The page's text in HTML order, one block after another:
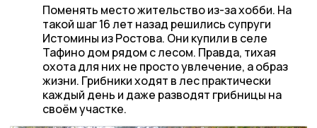
Поменять место жительство из-за хобби. На
такой шаг 16 лет назад решились супруги
Истомины из Ростова. Они купили в селе
Тафино дом рядом с лесом. Правда, тихая
охота для них не просто увлечение, а образ
жизни. Грибники ходят в лес практически
каждый день и даже разводят грибницы на
своём участке.